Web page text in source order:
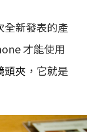
全新發表的產
才能使用
頭夾 ，它就是